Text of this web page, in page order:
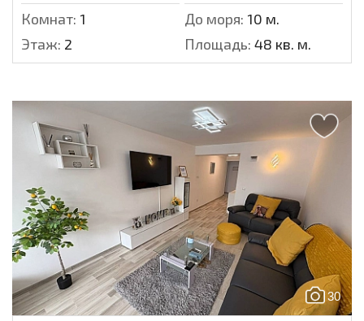
Комнат: 1 До моря: 10 м.
Этаж: 2 Площадь: 48 кв. м.
30